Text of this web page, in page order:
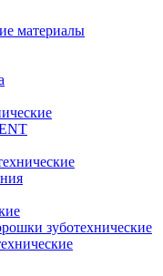
материалы
зуботехнические